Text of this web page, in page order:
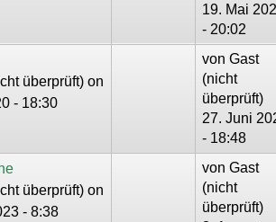
19. Mai
- 20:02
überprüft) on
- 18:30
von Gast
(nicht
überprüft)
27. Juni
- 18:48
überprüft) on
- 8:38
von Gast
(nicht
überprüft)